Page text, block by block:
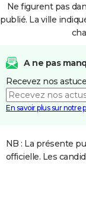
Ne figurent pas
publié. La ville
A ne pas
Recevez nos
En savoir plus sur notre
NB : La présente
officielle. Les